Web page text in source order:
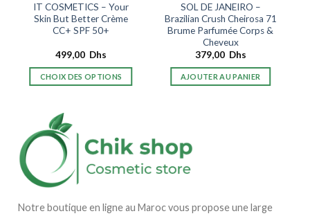
IT COSMETICS – Your
Skin But Better Crème
CC+ SPF 50+
499,00 Dhs
CHOIX DES OPTIONS
plusieurs
variations.
Les
être
SOL DE JANEIRO –
Brazilian Crush Cheirosa 71
Brume Parfumée Corps &
Cheveux
379,00 Dhs
AJOUTER AU PANIER
Notre boutique en ligne au Maroc vous propose une large